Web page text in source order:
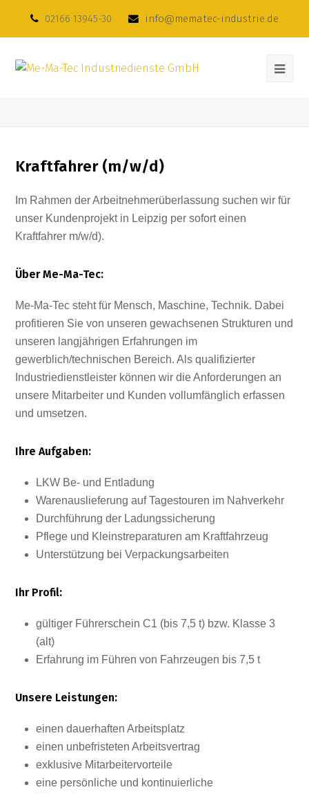
02166 13945-30 info@mematec-industrie.de
Kraftfahrer (m/w/d)
Im Rahmen der Arbeitnehmerüberlassung suchen wir für
unser Kundenprojekt in Leipzig per sofort einen
Kraftfahrer m/w/d).
Über Me-Ma-Tec:
Me-Ma-Tec steht für Mensch, Maschine, Technik. Dabei
profitieren Sie von unseren gewachsenen Strukturen und
unseren langjährigen Erfahrungen im
gewerblich/technischen Bereich. Als qualifizierter
Industriedienstleister können wir die Anforderungen an
unsere Mitarbeiter und Kunden vollumfänglich erfassen
und umsetzen.
Ihre Aufgaben:
LKW Be- und Entladung
Warenauslieferung auf Tagestouren im Nahverkehr
Durchführung der Ladungssicherung
Pflege und Kleinstreparaturen am Kraftfahrzeug
Unterstützung bei Verpackungsarbeiten
Ihr Profil:
gültiger Führerschein C1 (bis 7,5 t) bzw. Klasse 3
(alt)
Erfahrung im Führen von Fahrzeugen bis 7,5 t
Unsere Leistungen:
einen dauerhaften Arbeitsplatz
einen unbefristeten Arbeitsvertrag
exklusive Mitarbeitervorteile
eine persönliche und kontinuierliche